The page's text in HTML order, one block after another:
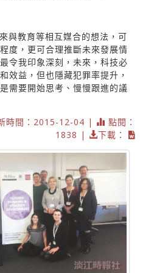
與教育等相互媒合的想法，可
度，更可合理推斷未來發展情
令我印象深刻，未來，科技必
效益，但也隱藏犯罪率提升，
需要開始思考、慢慢跟進的議
時間：2015-12-04 |
點閱：
1838 |
下載：